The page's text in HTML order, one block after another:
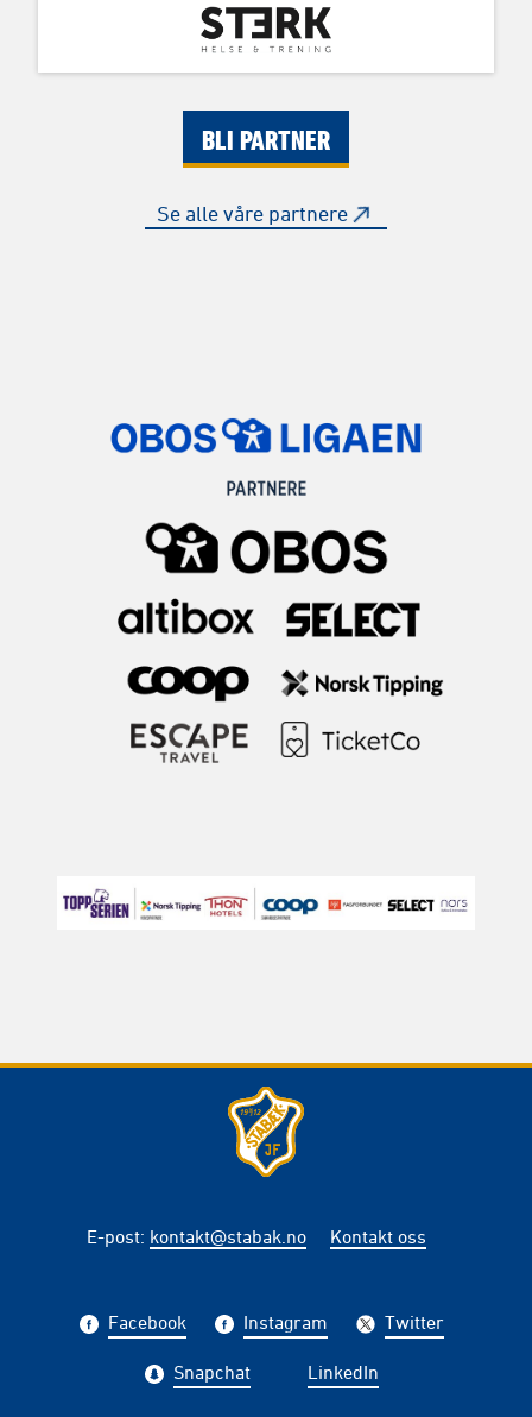
BLI PARTNER
Se alle våre partnere
E-post: kontakt@stabak.no Kontakt oss
Facebook Instagram Twitter
Snapchat LinkedIn